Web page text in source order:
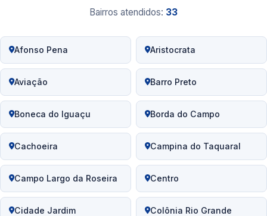
Bairros atendidos: 33
Afonso Pena Aristocrata
Aviação Barro Preto
Boneca do Iguaçu Borda do Campo
Cachoeira Campina do Taquaral
Campo Largo da Roseira Centro
Cidade Jardim Colônia Rio Grande